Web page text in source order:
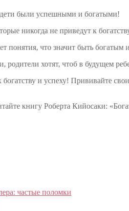
дети были успешными и богатыми!
никогда не приведут к
понятия, что значит быть
родители хотят, чтоб в будущем
и успеху! Прививайте
книгу Роберта Кийосаки:
частые поломки